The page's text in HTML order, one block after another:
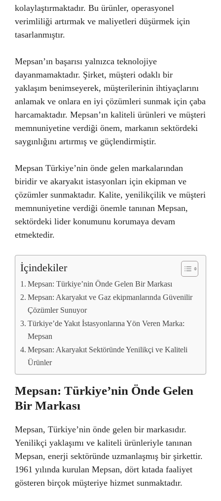
kolaylaştırmaktadır. Bu ürünler, operasyonel
verimliliği artırmak ve maliyetleri düşürmek için
tasarlanmıştır.
Mepsan’ın başarısı yalnızca teknolojiye
dayanmamaktadır. Şirket, müşteri odaklı bir
yaklaşım benimseyerek, müşterilerinin ihtiyaçlarını
anlamak ve onlara en iyi çözümleri sunmak için çaba
harcamaktadır. Mepsan’ın kaliteli ürünleri ve müşteri
memnuniyetine verdiği önem, markanın sektördeki
saygınlığını artırmış ve güçlendirmiştir.
Mepsan Türkiye’nin önde gelen markalarından
biridir ve akaryakıt istasyonları için ekipman ve
çözümler sunmaktadır. Kalite, yenilikçilik ve müşteri
memnuniyetine verdiği önemle tanınan Mepsan,
sektördeki lider konumunu korumaya devam
etmektedir.
İçindekiler
Mepsan: Türkiye’nin Önde Gelen Bir Markası
Mepsan: Akaryakıt ve Gaz ekipmanlarında Güvenilir
Çözümler Sunuyor
Türkiye’de Yakıt İstasyonlarına Yön Veren Marka:
Mepsan
Mepsan: Akaryakıt Sektöründe Yenilikçi ve Kaliteli
Ürünler
Mepsan: Türkiye’nin Önde Gelen
Bir Markası
Mepsan, Türkiye’nin önde gelen bir markasıdır.
Yenilikçi yaklaşımı ve kaliteli ürünleriyle tanınan
Mepsan, enerji sektöründe uzmanlaşmış bir şirkettir.
1961 yılında kurulan Mepsan, dört kıtada faaliyet
gösteren birçok müşteriye hizmet sunmaktadır.